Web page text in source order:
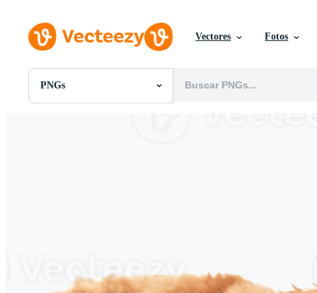
Vectores Fotos
PNGs
Todas Imágenes